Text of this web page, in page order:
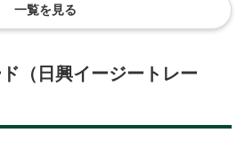
一覧を見る
（日興イージートレー